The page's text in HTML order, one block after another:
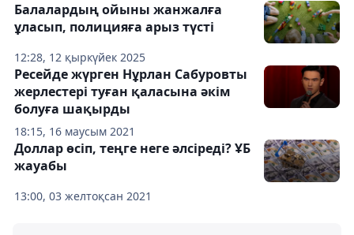
12:28, 12 қыркүйек 2025
Балалардың ойыны жанжалға
ұласып, полицияға арыз түсті
18:15, 16 маусым 2021
Ресейде жүрген Нұрлан Сабуровты
жерлестері туған қаласына әкім
болуға шақырды
13:00, 03 желтоқсан 2021
Доллар өсіп, теңге неге әлсіреді? ҰБ
жауабы